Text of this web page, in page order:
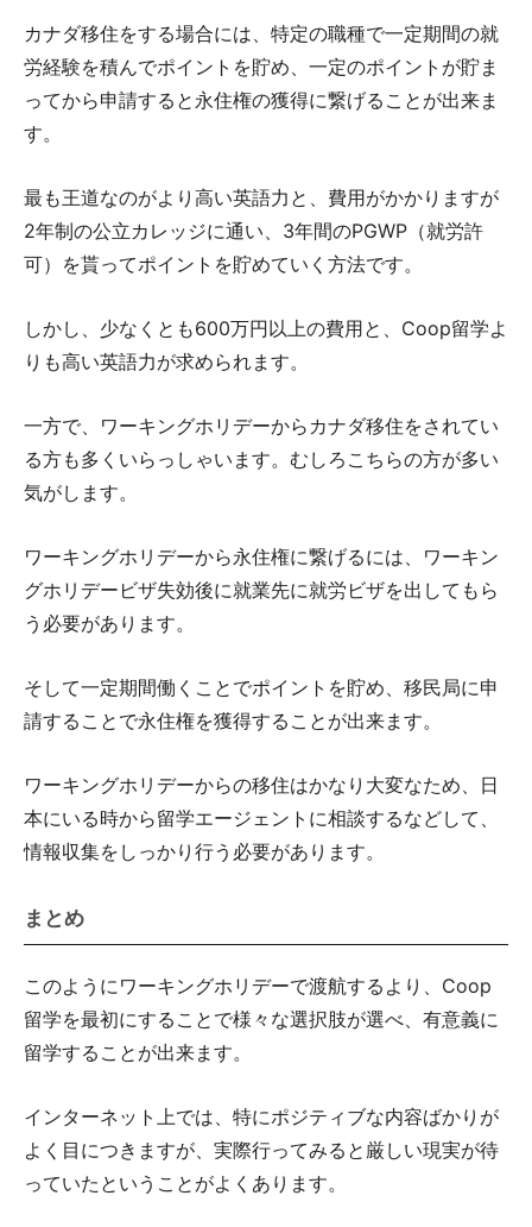
カナダ移住をする場合には、特定の職種で一定期間の就
労経験を積んでポイントを貯め、一定のポイントが貯ま
ってから申請すると永住権の獲得に繋げることが出来ま
す。
最も王道なのがより高い英語力と、費用がかかりますが
2年制の公立カレッジに通い、3年間のPGWP（就労許
可）を貰ってポイントを貯めていく方法です。
しかし、少なくとも600万円以上の費用と、Coop留学よ
りも高い英語力が求められます。
一方で、ワーキングホリデーからカナダ移住をされてい
る方も多くいらっしゃいます。むしろこちらの方が多い
気がします。
ワーキングホリデーから永住権に繋げるには、ワーキン
グホリデービザ失効後に就業先に就労ビザを出してもら
う必要があります。
そして一定期間働くことでポイントを貯め、移民局に申
請することで永住権を獲得することが出来ます。
ワーキングホリデーからの移住はかなり大変なため、日
本にいる時から留学エージェントに相談するなどして、
情報収集をしっかり行う必要があります。
まとめ
このようにワーキングホリデーで渡航するより、Coop
留学を最初にすることで様々な選択肢が選べ、有意義に
留学することが出来ます。
インターネット上では、特にポジティブな内容ばかりが
よく目につきますが、実際行ってみると厳しい現実が待
っていたということがよくあります。